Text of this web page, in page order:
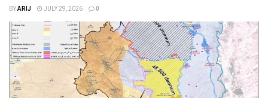
BYARIJ JULY 29, 2026 0